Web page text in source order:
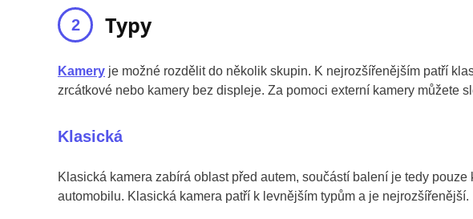
Typy
Kamery je možné rozdělit do několik skupin. K nejrozšířenějším patří
zrcátkové nebo kamery bez displeje. Za pomoci externí kamery můžete
Klasická
Klasická kamera zabírá oblast před autem, součástí balení je tedy
automobilu. Klasická kamera patří k levnějším typům a je nejrozšířenější.